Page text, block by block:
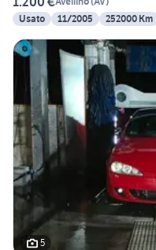
Usato
11/2005 252000 Km
5